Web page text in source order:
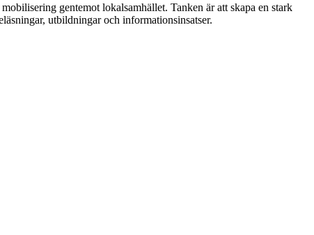
gentemot lokalsamhället. Tanken är att skapa en stark
utbildningar och informationsinsatser.